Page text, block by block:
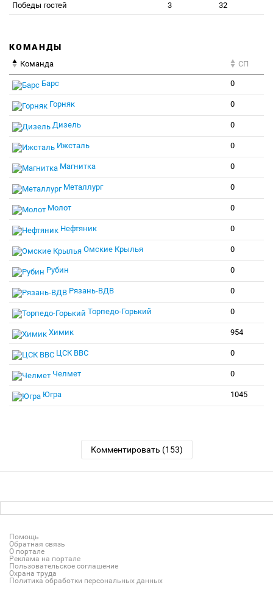
Победы гостей
3 32
КОМАНДЫ
Команда СП
Барс 0
Горняк 0
Дизель 0
Ижсталь 0
Магнитка 0
Металлург 0
Молот 0
Нефтяник 0
Омские Крылья 0
Рубин 0
Рязань-ВДВ 0
Торпедо-Горький 0
Химик 954
ЦСК ВВС 0
Челмет 0
Югра 1045
Комментировать (153)
Помощь
Обратная связь
О портале
Реклама на портале
Пользовательское соглашение
Охрана труда
Политика обработки персональных данных